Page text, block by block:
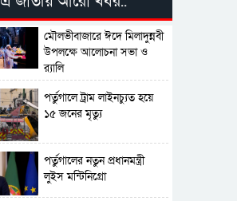
মৌলভীবাজারে ঈদে মিলাদুন্নবী
উপলক্ষে আলোচনা সভা ও
র‍্যালি
পর্তুগালে ট্রাম লাইনচ্যুত হয়ে
১৫ জনের মৃত্যু
পর্তুগালের নতুন প্রধানমন্ত্রী
লুইস মন্টিনিগ্রো